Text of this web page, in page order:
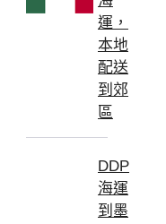
運，
本地
配送
到郊
區
DDP
海運
到墨